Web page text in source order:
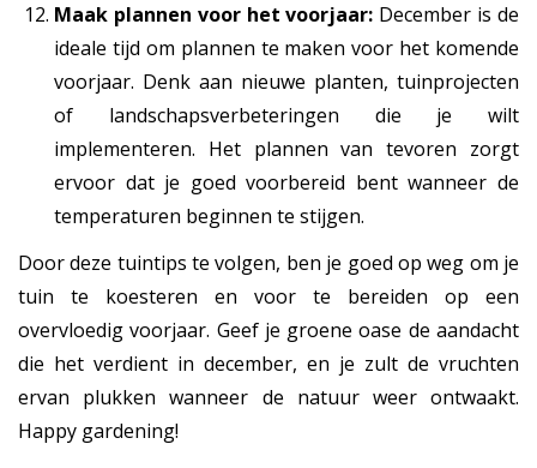
Maak plannen voor het voorjaar: December is de
ideale tijd om plannen te maken voor het komende
voorjaar. Denk aan nieuwe planten, tuinprojecten
of landschapsverbeteringen die je wilt
implementeren. Het plannen van tevoren zorgt
ervoor dat je goed voorbereid bent wanneer de
temperaturen beginnen te stijgen.
Door deze tuintips te volgen, ben je goed op weg om je
tuin te koesteren en voor te bereiden op een
overvloedig voorjaar. Geef je groene oase de aandacht
die het verdient in december, en je zult de vruchten
ervan plukken wanneer de natuur weer ontwaakt.
Happy gardening!